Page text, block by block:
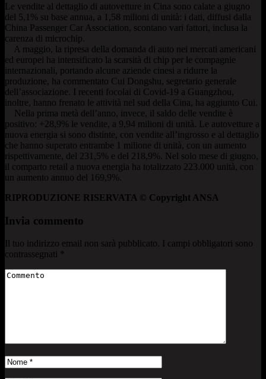
Le vendite al dettaglio di autovetture in Cina sono calate a giugno
del 5,1% su base annua, a 1,58 milioni di unità: i dati, diffusi dalla
China Passenger Car Association, scontano vari fattori, inclusa la
carenza di microchip.
A maggio, la ripresa della domanda di auto nei mercati americani
ed europei ha intensificato la scarsità di chip per le compagnie
internazionali, portando alcune aziende cinesi a ridurre la
produzione, ha commentato Cui Dongshu, segretario generale
dell’associazione. I recenti focolai di Covid-19 a Guangzhou,
inoltre, hanno frenato le attività nel sud della Cina, ha aggiunto Cui.
Nella prima metà dell’anno, invece, il saldo delle vendite è
positivo: +28,9% le vendite, a 9,94 milioni di unità. Le autovetture a
nuova energia si sono distinte, con vendite all’ingrosso e al dettaglio
che hanno superato entrambe 1 milione di unità, con un aumento
rispettivamente, del 231,5% e del 218,9%. Nel solo mese di giugno,
il comparto retail a nuova energia ha totalizzato 223.000 unità, con
un aumento annuo del 169,9%.
RIPRODUZIONE RISERVATA © Copyright ANSA
Invia commento
Il tuo indirizzo email non sarà pubblicato.
I campi obbligatori sono
contrassegnati